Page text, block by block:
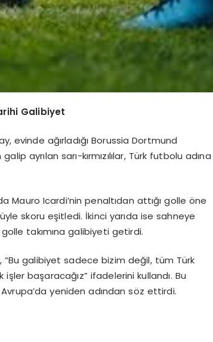
Galibiyet
evinde ağırladığı Borussia Dortmund
ayrılan sarı-kırmızılılar, Türk futbolu adına
Mauro Icardi’nin penaltıdan attığı golle öne
skoru eşitledi. İkinci yarıda ise sahneye
takımına galibiyeti getirdi.
“Bu galibiyet sadece bizim değil, tüm Türk
işler başaracağız” ifadelerini kullandı. Bu
yeniden adından söz ettirdi.